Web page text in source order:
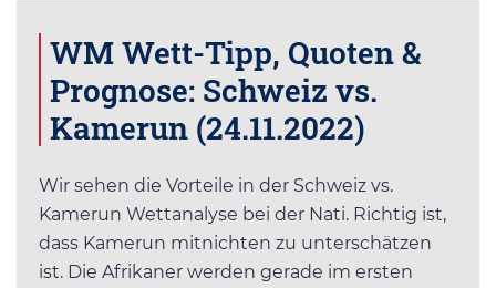
WM Wett-Tipp, Quoten &
Prognose: Schweiz vs.
Kamerun (24.11.2022)
Wir sehen die Vorteile in der Schweiz vs.
Kamerun Wettanalyse bei der Nati. Richtig ist,
dass Kamerun mitnichten zu unterschätzen
ist. Die Afrikaner werden gerade im ersten